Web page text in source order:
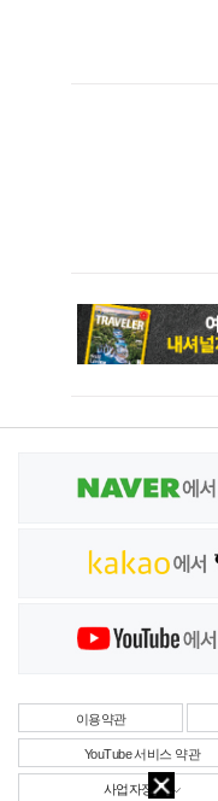
이용약관
YouTube 서비스 약관
사업자정보